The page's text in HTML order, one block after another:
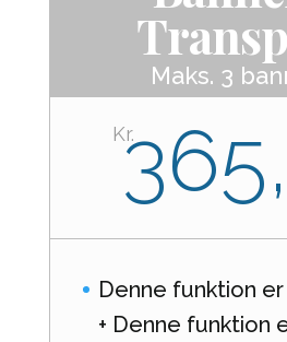
Maks. 3
Kr.
Denne funktion
+ Denne funktion